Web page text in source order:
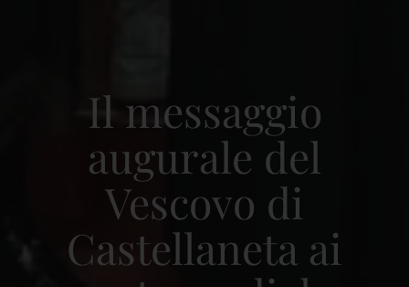
Il messaggio
augurale del
Vescovo di
Castellaneta ai